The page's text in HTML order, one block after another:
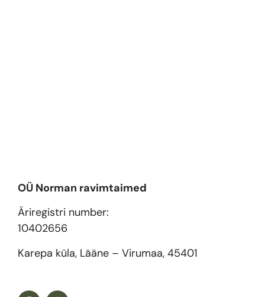
OÜ Norman ravimtaimed
Äriregistri number:
10402656
Karepa küla, Lääne – Virumaa, 45401